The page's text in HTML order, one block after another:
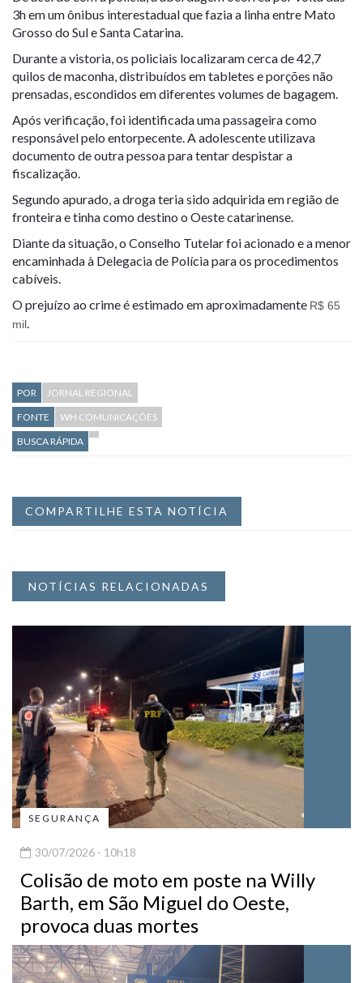
3h em um ônibus interestadual que fazia a linha entre Mato
Grosso do Sul e Santa Catarina.
Durante a vistoria, os policiais localizaram cerca de42,7
quilos de maconha , distribuídos em tabletes e porções não
prensadas, escondidos em diferentes volumes de bagagem.
Após verificação, foi identificada uma passageira como
responsável pelo entorpecente. A adolescente utilizava
documento de outra pessoa para tentar despistar a
fiscalização.
Segundo apurado, a droga teria sido adquirida em região de
fronteira e tinha como destino o Oeste catarinense.
Diante da situação, o Conselho Tutelar foi acionado e a menor
encaminhada à Delegacia de Polícia para os procedimentos
cabíveis.
O prejuízo ao crime é estimado em aproximadamente R$ 65
mil
POR
JORNAL REGIONAL
FONTE
WH COMUNICAÇÕES
BUSCA RÁPIDA
COMPARTILHE ESTA NOTÍCIA
NOTÍCIAS RELACIONADAS
SEGURANÇA
30/07/2026 - 10h18
Colisão de moto em poste na Willy
Barth, em São Miguel do Oeste,
provoca duas mortes